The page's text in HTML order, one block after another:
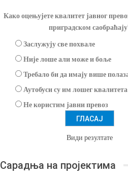
Како оцењујете квалитет јавног
приградском
Заслужују све похвале
Није лоше али може и боље
Требало би да имају више
Аутобуси су им лошег
Не користим јавни превоз
Види резултате
Сарадња на пројектима